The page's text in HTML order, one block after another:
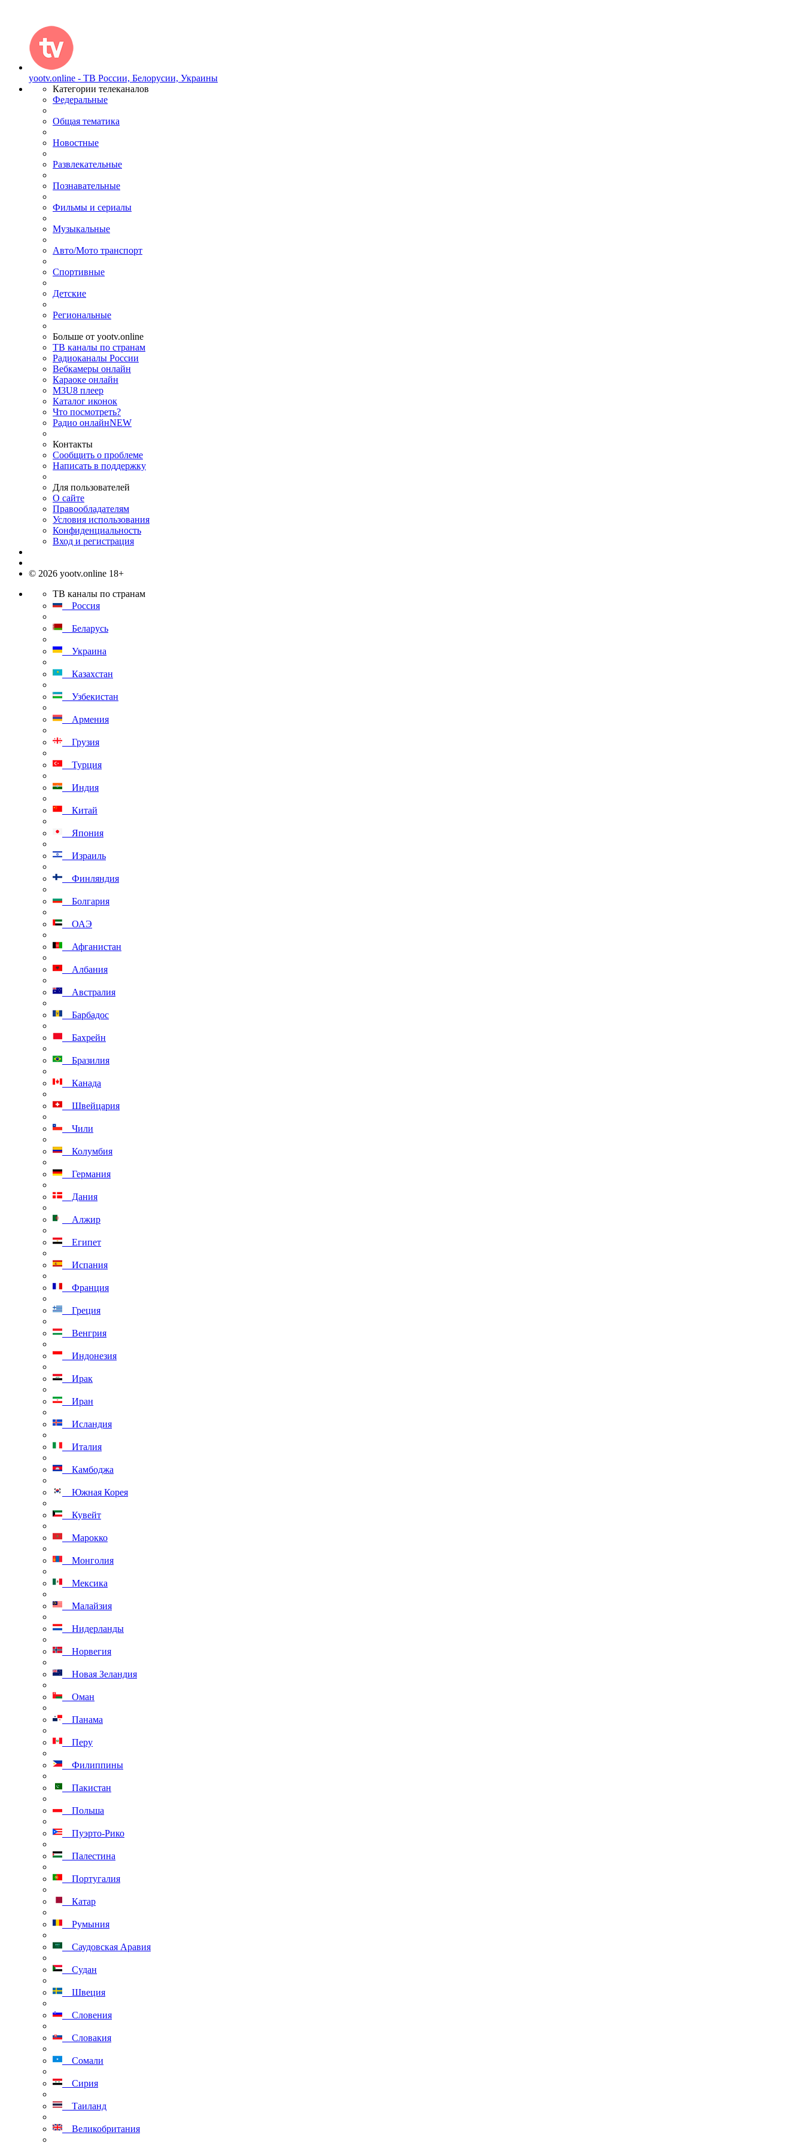
yootv.online - ТВ России, Белорусии, Украины
Категории телеканалов
Федеральные
Общая тематика
Новостные
Развлекательные
Познавательные
Фильмы и сериалы
Музыкальные
Авто/Мото транспорт
Спортивные
Детские
Региональные
Больше от yootv.online
ТВ каналы по странам
Радиоканалы России
Вебкамеры онлайн
Караоке онлайн
M3U8 плеер
Каталог иконок
Что посмотреть?
Радио онлайнNEW
Контакты
Сообщить о проблеме
Написать в поддержку
Для пользователей
О сайте
Правообладателям
Условия использования
Конфиденциальность
Вход и регистрация
© 2026 yootv.online 18+
ТВ каналы по странам
Россия
Беларусь
Украина
Казахстан
Узбекистан
Армения
Грузия
Турция
Индия
Китай
Япония
Израиль
Финляндия
Болгария
ОАЭ
Афганистан
Албания
Австралия
Барбадос
Бахрейн
Бразилия
Канада
Швейцария
Чили
Колумбия
Германия
Дания
Алжир
Египет
Испания
Франция
Греция
Венгрия
Индонезия
Ирак
Иран
Исландия
Италия
Камбоджа
Южная Корея
Кувейт
Марокко
Монголия
Мексика
Малайзия
Нидерланды
Норвегия
Новая Зеландия
Оман
Панама
Перу
Филиппины
Пакистан
Польша
Пуэрто-Рико
Палестина
Португалия
Катар
Румыния
Саудовская Аравия
Судан
Швеция
Словения
Словакия
Сомали
Сирия
Таиланд
Великобритания